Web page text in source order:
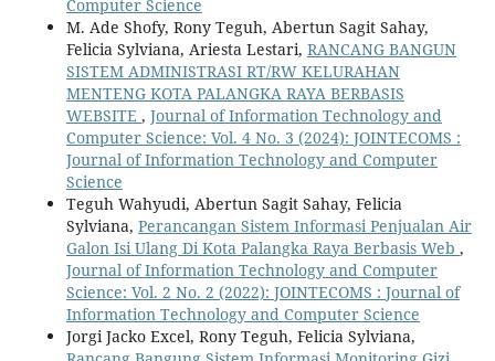
Computer Science
M. Ade Shofy, Rony Teguh, Abertun Sagit Sahay,
Felicia Sylviana, Ariesta Lestari, RANCANG BANGUN
SISTEM ADMINISTRASI RT/RW KELURAHAN
MENTENG KOTA PALANGKA RAYA BERBASIS
WEBSITE , Journal of Information Technology and
Computer Science: Vol. 4 No. 3 (2024): JOINTECOMS :
Journal of Information Technology and Computer
Science
Teguh Wahyudi, Abertun Sagit Sahay, Felicia
Sylviana, Perancangan Sistem Informasi Penjualan Air
Galon Isi Ulang Di Kota Palangka Raya Berbasis Web ,
Journal of Information Technology and Computer
Science: Vol. 2 No. 2 (2022): JOINTECOMS : Journal of
Information Technology and Computer Science
Jorgi Jacko Excel, Rony Teguh, Felicia Sylviana,